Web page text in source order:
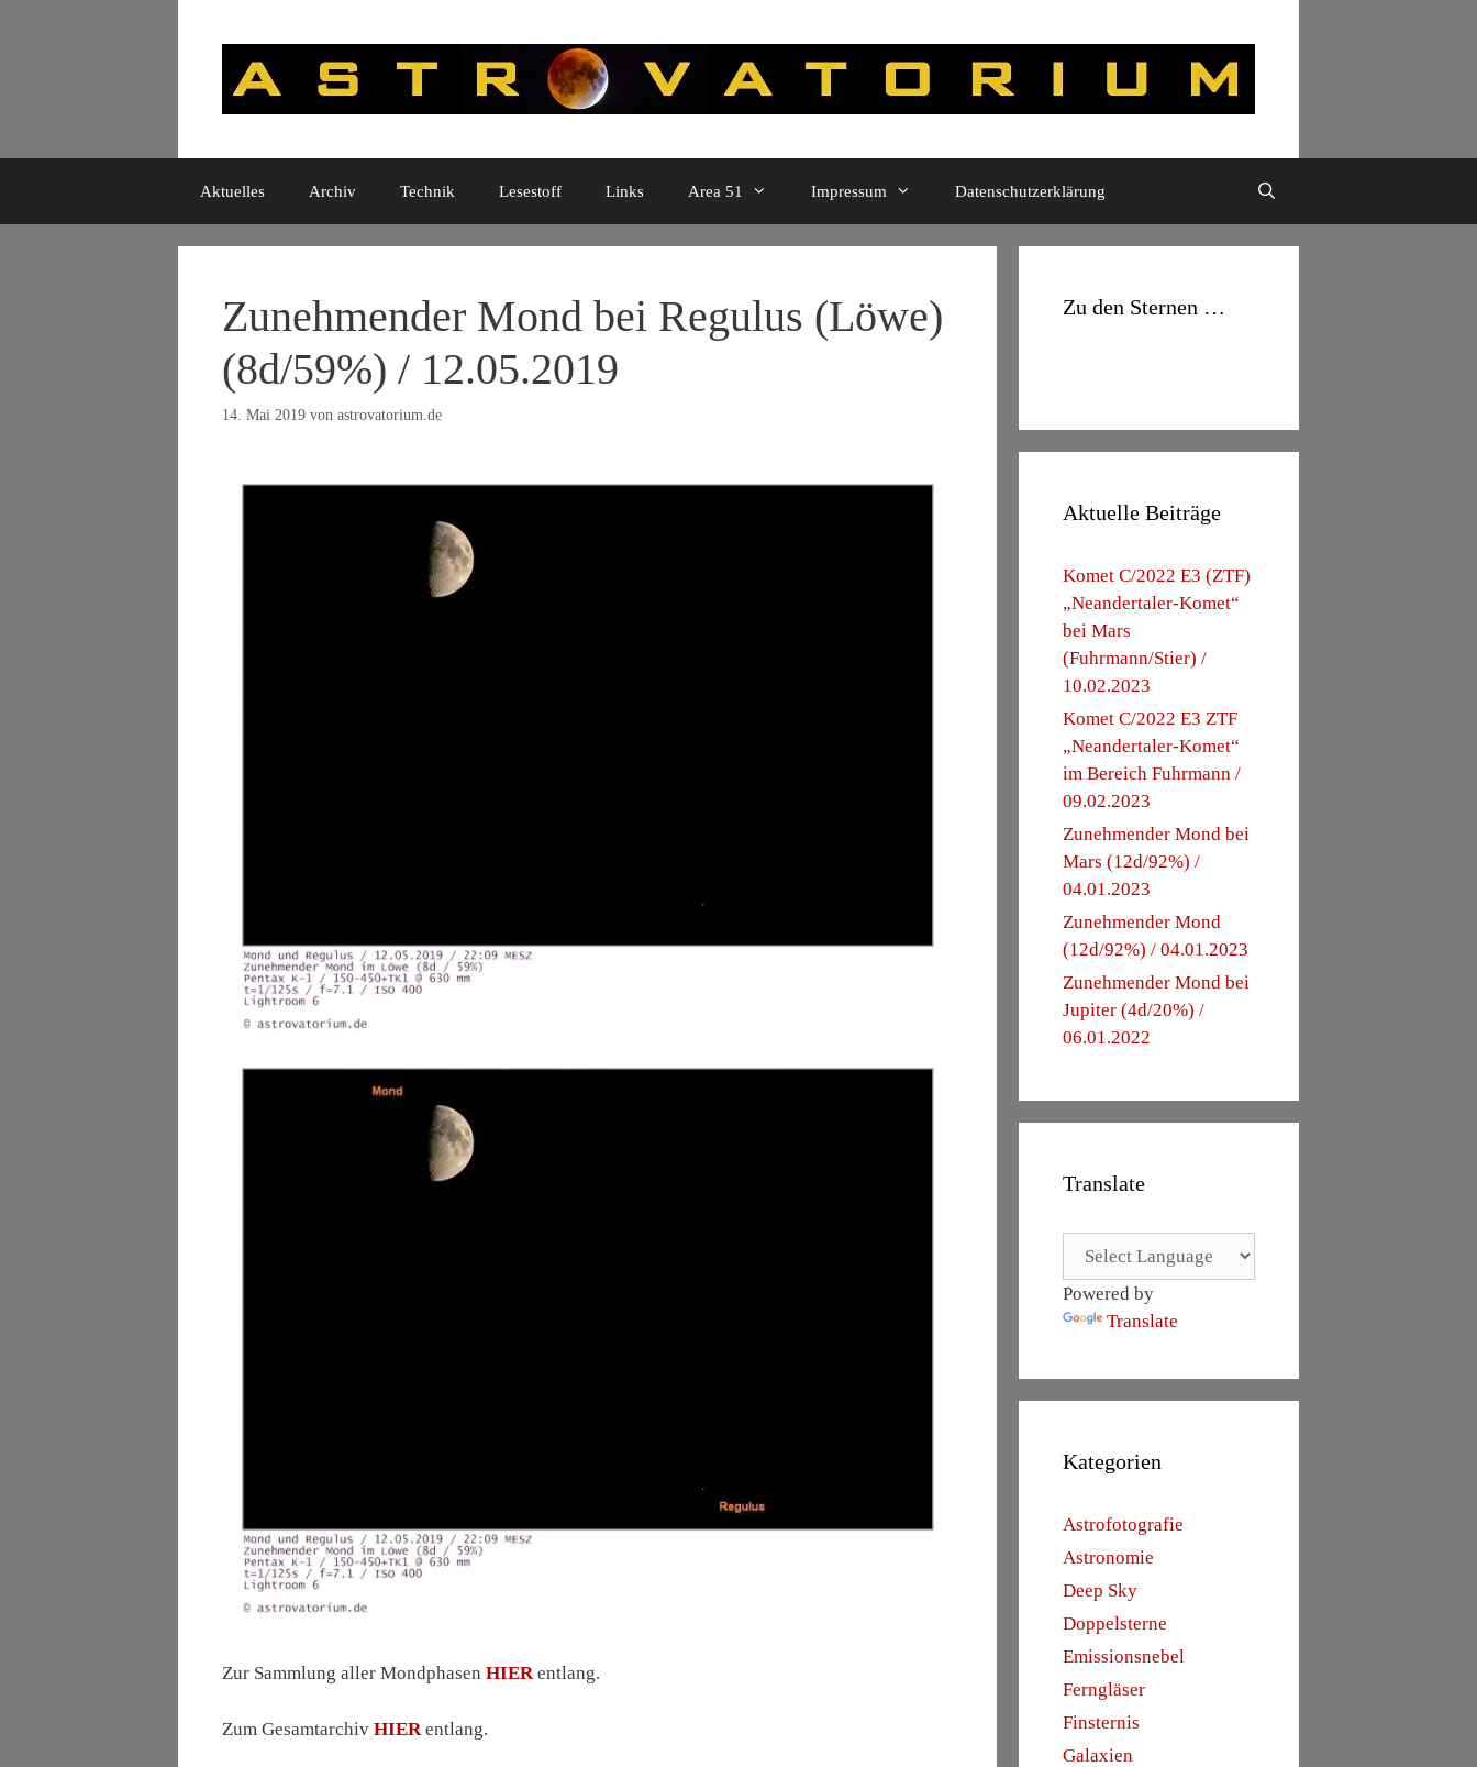
Aktuelles Archiv Technik Lesestoff Links Area 51 Impressum Datenschutzerklärung
Zunehmender Mond bei Regulus (Löwe)
(8d/59%) / 12.05.2019
14. Mai 2019 von astrovatorium.de
Zur Sammlung aller Mondphasen HIERentlang.
Zum Gesamtarchiv HIER entlang.
Zu den Sternen …
Aktuelle Beiträge
Komet C/2022 E3 (ZTF)
„Neandertaler-Komet“
bei Mars
(Fuhrmann/Stier) /
10.02.2023
Komet C/2022 E3 ZTF
„Neandertaler-Komet“
im Bereich Fuhrmann /
09.02.2023
Zunehmender Mond bei
Mars (12d/92%) /
04.01.2023
Zunehmender Mond
(12d/92%) / 04.01.2023
Zunehmender Mond bei
Jupiter (4d/20%) /
06.01.2022
Translate
Powered by
Translate
Kategorien
Astrofotografie
Astronomie
Deep Sky
Doppelsterne
Emissionsnebel
Ferngläser
Finsternis
Galaxien